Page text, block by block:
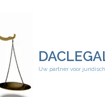
Uw partner voor